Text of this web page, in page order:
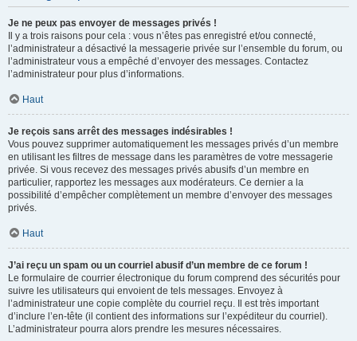
Je ne peux pas envoyer de messages privés !
Il y a trois raisons pour cela : vous n’êtes pas enregistré et/ou connecté,
l’administrateur a désactivé la messagerie privée sur l’ensemble du forum, ou
l’administrateur vous a empêché d’envoyer des messages. Contactez
l’administrateur pour plus d’informations.
Haut
Je reçois sans arrêt des messages indésirables !
Vous pouvez supprimer automatiquement les messages privés d’un membre
en utilisant les filtres de message dans les paramètres de votre messagerie
privée. Si vous recevez des messages privés abusifs d’un membre en
particulier, rapportez les messages aux modérateurs. Ce dernier a la
possibilité d’empêcher complètement un membre d’envoyer des messages
privés.
Haut
J’ai reçu un spam ou un courriel abusif d’un membre de ce forum !
Le formulaire de courrier électronique du forum comprend des sécurités pour
suivre les utilisateurs qui envoient de tels messages. Envoyez à
l’administrateur une copie complète du courriel reçu. Il est très important
d’inclure l’en-tête (il contient des informations sur l’expéditeur du courriel).
L’administrateur pourra alors prendre les mesures nécessaires.